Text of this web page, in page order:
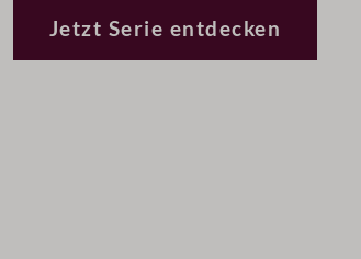
Jetzt Serie entdecken